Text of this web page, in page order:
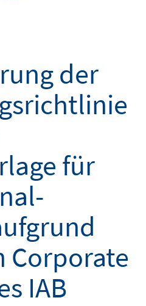
der
für
Corporate
IAB